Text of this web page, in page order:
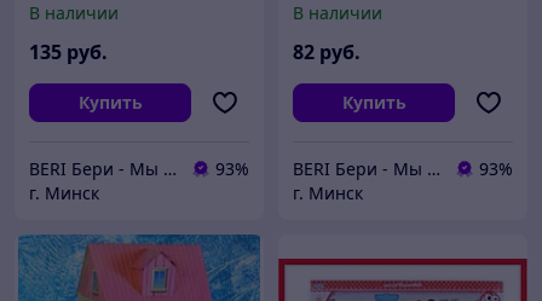
машина, аксессуары,
игровой кукольный
домик, 99 пре
В наличии
135 руб.
Купить
BERI Бери - Мы ненавидим демпинг, но нас вынуждают конкуренты
93%
г. Минск
свет
В наличии
82 руб.
Купить
BERI Бери - Мы ненавидим демпинг, но нас вынуждают конкуренты
93%
г. Минск